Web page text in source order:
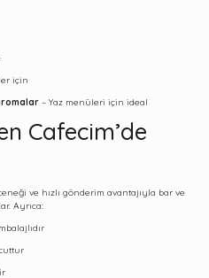
için
– Yaz menüleri için ideal
Cafecim’de
ve hızlı gönderim avantajıyla bar ve
Ayrıca: